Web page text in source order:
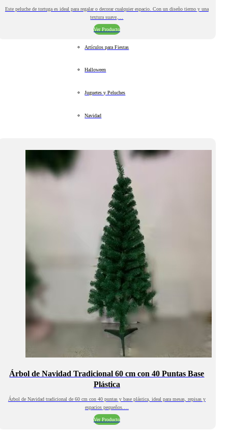
Este peluche de tortuga es ideal para regalar o decorar cualquier espacio. Con un diseño tierno y una
textura suave,…
Ver Producto
Artículos para Fiestas
Halloween
Juguetes y Peluches
Navidad
Árbol de Navidad Tradicional 60 cm con 40 Puntas Base
Plástica
Árbol de Navidad tradicional de 60 cm con 40 puntas y base plástica, ideal para mesas, repisas y
espacios pequeños.…
Ver Producto